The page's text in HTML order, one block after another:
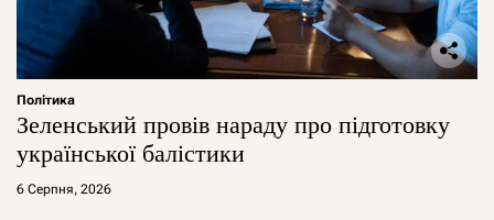
Політика
Зеленський провів нараду про підготовку
української балістики
6 Серпня, 2026